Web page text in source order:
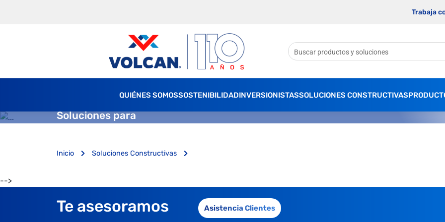
Trabaja
QUIÉNES SOMOSSOSTENIBILIDADINVERSIONISTASSOLUCIONES CONSTRUCTIVAS
Soluciones para
Inicio Soluciones Constructivas
-->
Te asesoramos Asistencia Clientes